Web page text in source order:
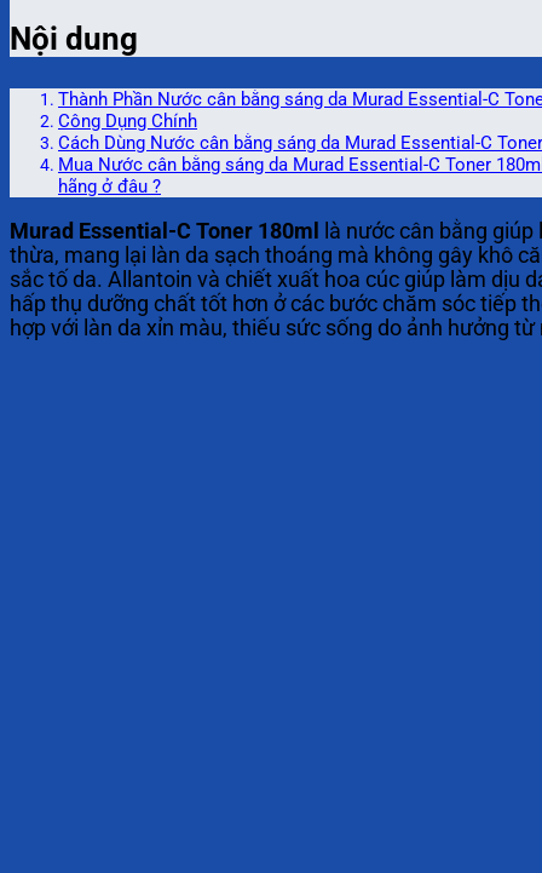
Nội dung
Thành Phần Nước cân bằng sáng da Murad Essential-C
Công Dụng Chính
Cách Dùng Nước cân bằng sáng da Murad Essential-C
Mua Nước cân bằng sáng da Murad Essential-C Toner
hãng ở đâu ?
Murad Essential-C Toner 180ml
là nước cân bằng
thừa, mang lại làn da sạch thoáng mà không gây khô
sắc tố da. Allantoin và chiết xuất hoa cúc giúp làm dịu
hấp thụ dưỡng chất tốt hơn ở các bước chăm sóc tiếp
hợp với làn da xỉn màu, thiếu sức sống do ảnh hưởng